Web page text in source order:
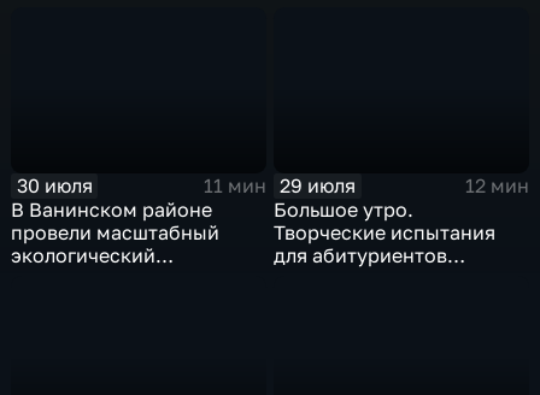
30 июля
11 мин
В Ванинском районе
провели масштабный
экологический
29 июля
12 мин
Большое утро.
Творческие испытания
для абитуриентов